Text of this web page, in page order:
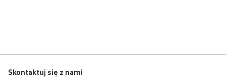
Skontaktuj się z nami